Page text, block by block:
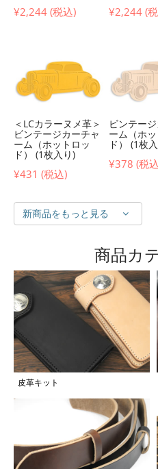
¥2,244 (税込) ¥2,244 (
＜LCカラーヌメ革＞
ビンテージカーチャ
ーム（ホットロッ
ド） (1枚入り)
¥431 (税込)
ビンテー
ーム（ホ
ド） (1枚
¥378 (税
新商品をもっと見る
商品カ
皮革キット